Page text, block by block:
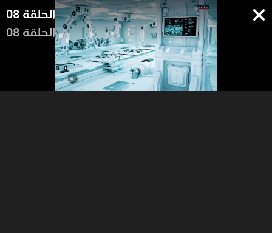
الحلقة 08
الحلقة 08